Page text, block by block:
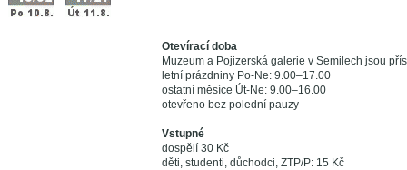
Otevírací doba
Muzeum a Pojizerská galerie v Semilech jsou
letní prázdniny Po-Ne: 9.00–17.00
ostatní měsíce Út-Ne: 9.00–16.00
otevřeno bez polední pauzy
Vstupné
dospělí 30 Kč
děti, studenti, důchodci, ZTP/P: 15 Kč